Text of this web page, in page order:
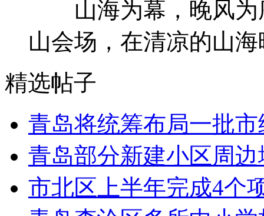
山海为幕，晚风为
山会场，在清凉的山
精选帖子
青岛将统筹布局一批市
青岛部分新建小区周
市北区上半年完成4个